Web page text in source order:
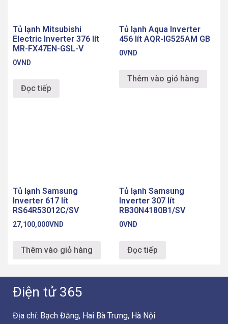
0VND
Đọc tiếp
Thêm vào giỏ hàng
Điện tử 365
Hotline: 0828.365.288
Chăm sóc khách hàng
Liên hệ